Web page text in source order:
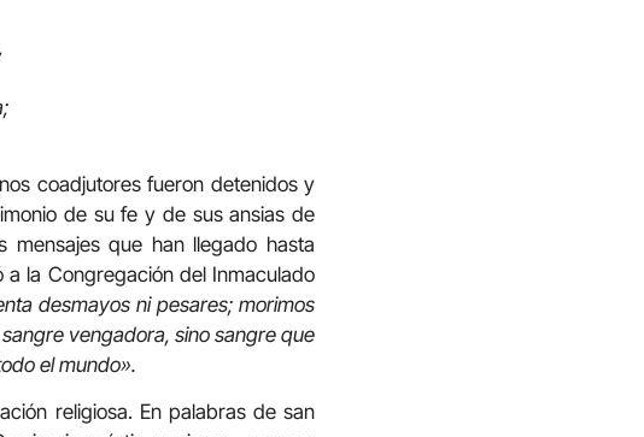
coadjutores fueron detenidos y
de su fe y de sus ansias de
que han llegado hasta
la Congregación del Inmaculado
desmayos ni pesares; morimos
vengadora, sino sangre que
el mundo».
religiosa. En palabras de san